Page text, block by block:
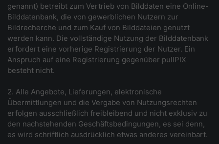
genannt) betreibt zum Vertrieb von Bilddaten eine Online-
Bilddatenbank, die von gewerblichen Nutzern zur
Bildrecherche und zum Kauf von Bilddateien genutzt
werden kann. Die vollständige Nutzung der Bilddatenbank
erfordert eine vorherige Registrierung der Nutzer. Ein
Anspruch auf eine Registrierung gegenüber pullPIX
besteht nicht.
2. Alle Angebote, Lieferungen, elektronische
Übermittlungen und die Vergabe von Nutzungsrechten
erfolgen ausschließlich freibleibend und nicht exklusiv zu
den nachstehenden Geschäftsbedingungen, es sei denn,
es wird schriftlich ausdrücklich etwas anderes vereinbart.